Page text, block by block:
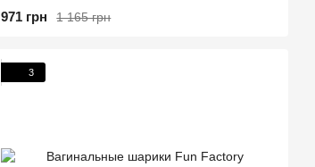
1 165 грн
971 грн
3